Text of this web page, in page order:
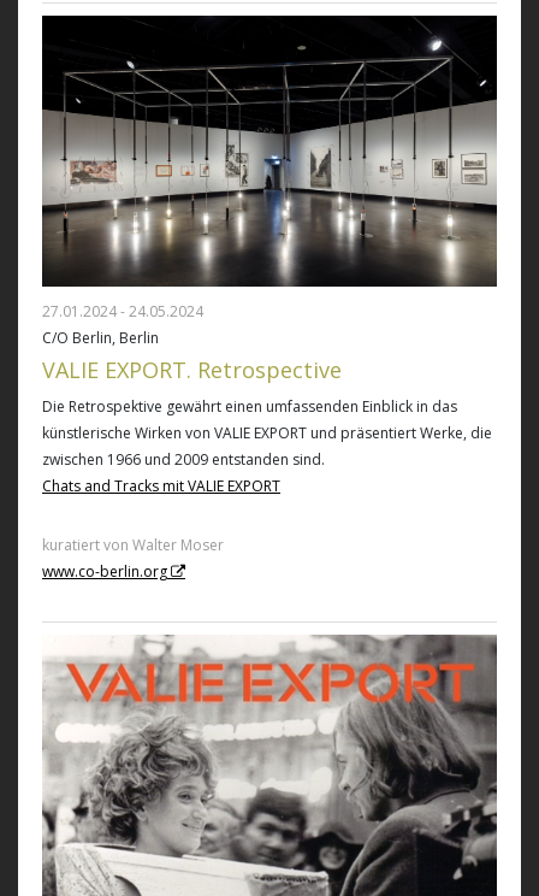
27.01.2024 - 24.05.2024
C/O Berlin, Berlin
VALIE EXPORT. Retrospective
Die Retrospektive gewährt einen umfassenden Einblick in das
künstlerische Wirken von VALIE EXPORT und präsentiert Werke, die
zwischen 1966 und 2009 entstanden sind.
Chats and Tracks mit VALIE EXPORT
kuratiert von Walter Moser
www.co-berlin.org